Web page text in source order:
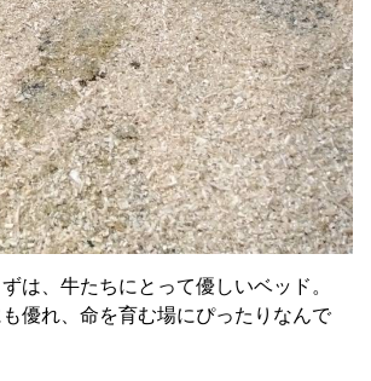
は、牛たちにとって優しいベッド。
優れ、命を育む場にぴったりなんで